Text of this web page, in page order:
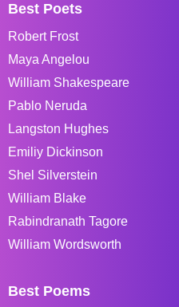
Best Poets
Robert Frost
Maya Angelou
William Shakespeare
Pablo Neruda
Langston Hughes
Emiliy Dickinson
Shel Silverstein
William Blake
Rabindranath Tagore
William Wordsworth
Best Poems